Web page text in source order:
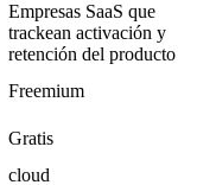
Empresas SaaS que
trackean activación y
retención del producto
Freemium
Gratis
cloud